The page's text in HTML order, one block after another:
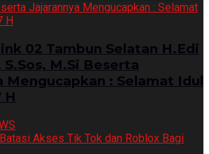
02 Tambun Selatan H.Edi
M.Si Beserta
Mengucapkan : Selamat Idul
H